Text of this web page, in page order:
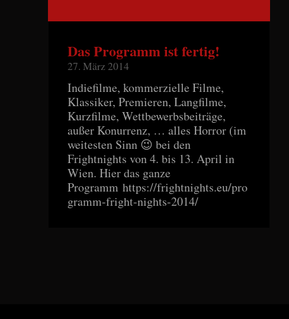
Das Programm ist fertig!
27. März 2014
Indiefilme, kommerzielle Filme,
Klassiker, Premieren, Langfilme,
Kurzfilme, Wettbewerbsbeiträge,
außer Konurrenz, … alles Horror (im
weitesten Sinn 😉 bei den
Frightnights von 4. bis 13. April in
Wien. Hier das ganze
Programm https://frightnights.eu/pro
gramm-fright-nights-2014/